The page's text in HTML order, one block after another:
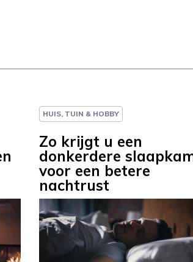
HUIS, TUIN & HOBBY
Zo krijgt u een
donkerdere
voor een betere
nachtrust